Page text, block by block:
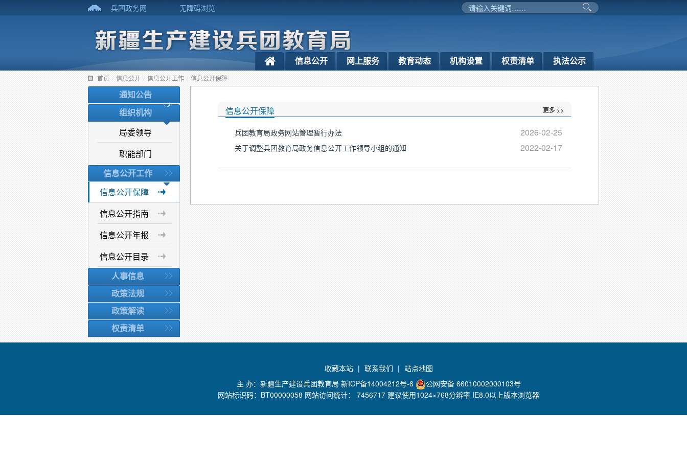
兵团政务网 无障碍浏览
信息公开 网上服务 教育动态 机构设置 权责清单 执法公示
首页 / 信息公开 / 信息公开工作 / 信息公开保障
通知公告
组织机构
局委领导
职能部门
信息公开工作
信息公开保障
信息公开指南
信息公开年报
信息公开目录
人事信息
政策法规
政策解读
权责清单
信息公开保障 更多 >>
兵团教育局政务网站管理暂行办法 2026-02-25
关于调整兵团教育局政务信息公开工作领导小组的通知 2022-02-17
收藏本站 | 联系我们 | 站点地图
主 办：新疆生产建设兵团教育局 新ICP备14004212号-6
公网安备 66010002000103号
网站标识码：BT00000058 网站访问统计：7456717 建议使用1024×768分辨率 IE8.0以上版本浏览器